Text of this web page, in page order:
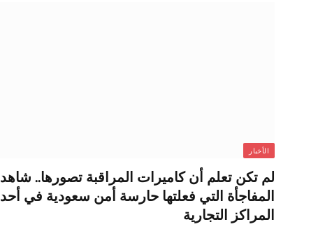
الأخبار
لم تكن تعلم أن كاميرات المراقبة تصورها.. شاهد
المفاجأة التي فعلتها حارسة أمن سعودية في أحد
المراكز التجارية